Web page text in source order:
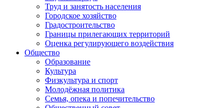
Труд и занятость населения
Городское хозяйство
Градостроительство
Границы прилегающих территорий
Оценка регулирующего воздействия
Общество
Образование
Культура
Физкультура и спорт
Молодёжная политика
Семья, опека и попечительство